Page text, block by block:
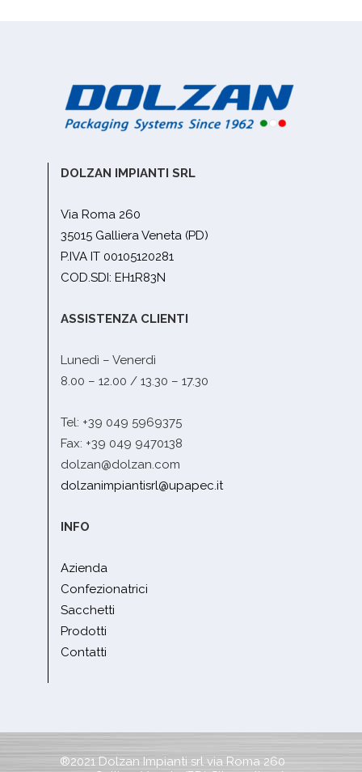
DOLZAN IMPIANTI SRL
Via Roma 260
35015 Galliera Veneta (PD)
P.IVA IT 00105120281
COD.SDI: EH1R83N
ASSISTENZA CLIENTI
Lunedì – Venerdì
8.00 – 12.00 / 13.30 – 17.30
Tel: +39 049 5969375
Fax: +39 049 9470138
dolzan@dolzan.com
dolzanimpiantisrl@upapec.it
INFO
Azienda
Confezionatrici
Sacchetti
Prodotti
Contatti
®2021 Dolzan Impianti srl via Roma 260